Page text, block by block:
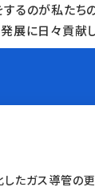
るのが私たち
展に日々貢献し
たガス導管の